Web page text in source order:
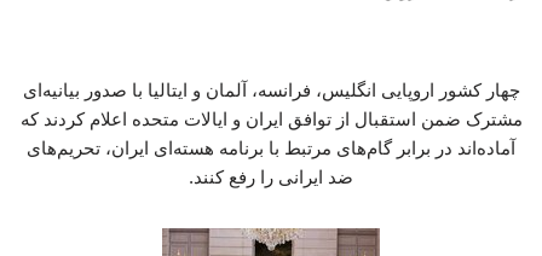
چهار کشور اروپایی انگلیس، فرانسه، آلمان و ایتالیا با صدور بیانیه‌ای
مشترک ضمن استقبال از توافق ایران و ایالات متحده اعلام کردند که
آماده‌اند در برابر گام‌های مرتبط با برنامه هسته‌ای ایران، تحریم‌های
ضد ایرانی را رفع کنند.